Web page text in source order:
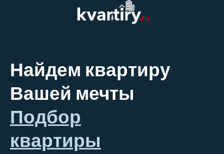
Найдем квартиру
Вашей мечты
Подбор
квартиры